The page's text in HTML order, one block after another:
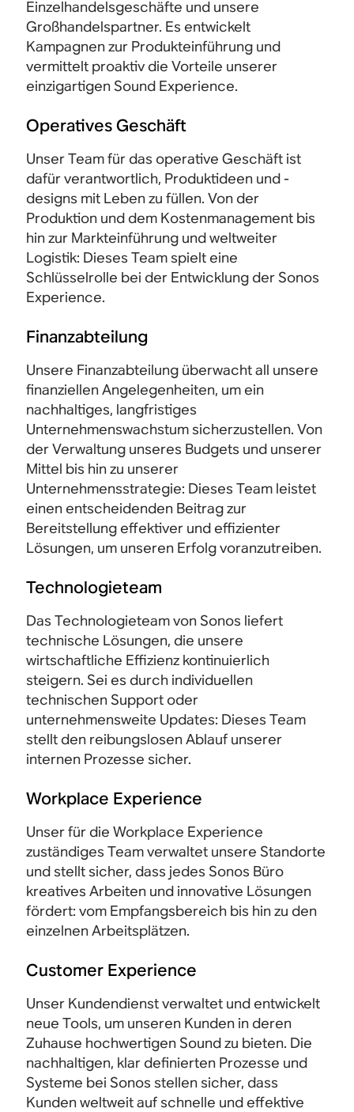
Einzelhandelsgeschäfte und unsere
Großhandelspartner. Es entwickelt
Kampagnen zur Produkteinführung und
vermittelt proaktiv die Vorteile unserer
einzigartigen Sound Experience.
Operatives Geschäft
Unser Team für das operative Geschäft ist
dafür verantwortlich, Produktideen und -
designs mit Leben zu füllen. Von der
Produktion und dem Kostenmanagement bis
hin zur Markteinführung und weltweiter
Logistik: Dieses Team spielt eine
Schlüsselrolle bei der Entwicklung der Sonos
Experience.
Finanzabteilung
Unsere Finanzabteilung überwacht all unsere
finanziellen Angelegenheiten, um ein
nachhaltiges, langfristiges
Unternehmenswachstum sicherzustellen. Von
der Verwaltung unseres Budgets und unserer
Mittel bis hin zu unserer
Unternehmensstrategie: Dieses Team leistet
einen entscheidenden Beitrag zur
Bereitstellung effektiver und effizienter
Lösungen, um unseren Erfolg voranzutreiben.
Technologieteam
Das Technologieteam von Sonos liefert
technische Lösungen, die unsere
wirtschaftliche Effizienz kontinuierlich
steigern. Sei es durch individuellen
technischen Support oder
unternehmensweite Updates: Dieses Team
stellt den reibungslosen Ablauf unserer
internen Prozesse sicher.
Workplace Experience
Unser für die Workplace Experience
zuständiges Team verwaltet unsere Standorte
und stellt sicher, dass jedes Sonos Büro
kreatives Arbeiten und innovative Lösungen
fördert: vom Empfangsbereich bis hin zu den
einzelnen Arbeitsplätzen.
Customer Experience
Unser Kundendienst verwaltet und entwickelt
neue Tools, um unseren Kunden in deren
Zuhause hochwertigen Sound zu bieten. Die
nachhaltigen, klar definierten Prozesse und
Systeme bei Sonos stellen sicher, dass
Kunden weltweit auf schnelle und effektive